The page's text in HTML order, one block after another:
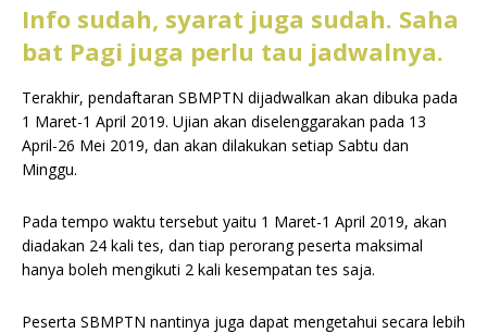
Info sudah, syarat juga sudah. Saha
bat Pagi juga perlu tau jadwalnya.
Terakhir, pendaftaran SBMPTN dijadwalkan akan dibuka pada
1 Maret-1 April 2019. Ujian akan diselenggarakan pada 13
April-26 Mei 2019, dan akan dilakukan setiap Sabtu dan
Minggu.
Pada tempo waktu tersebut yaitu 1 Maret-1 April 2019, akan
diadakan 24 kali tes, dan tiap perorang peserta maksimal
hanya boleh mengikuti 2 kali kesempatan tes saja.
Peserta SBMPTN nantinya juga dapat mengetahui secara lebih